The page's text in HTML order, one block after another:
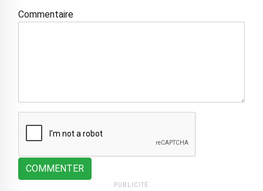
Commentaire
COMMENTER
PUBLICITÉ